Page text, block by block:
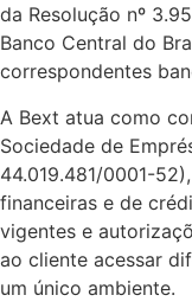
da Resolução nº
Banco Central do
correspondentes
A Bext atua como
Sociedade de
44.019.481/0001-
financeiras e de
vigentes e
ao cliente acessar
um único ambiente.